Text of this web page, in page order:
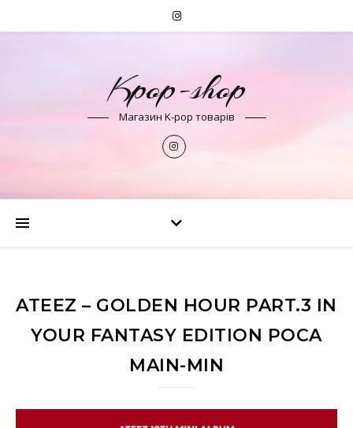
Kpop-shop
Магазин K-pop товарів
ATEEZ – GOLDEN HOUR PART.3 IN
YOUR FANTASY EDITION POCA
MAIN-MIN